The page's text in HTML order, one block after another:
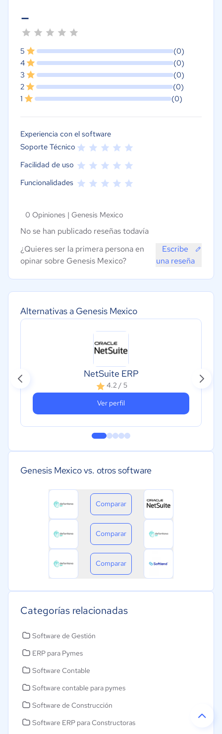
Alternativas a Genesis Mexico
NetSuite ERP
4.2 / 5
Ver perfil
Genesis Mexico vs. otros software
Comparar
Comparar
Comparar
Categorías relacionadas
Software de Gestión
ERP para Pymes
Software Contable
Software contable para pymes
Software de Construcción
Software ERP para Constructoras
-
5
(0)
4
(0)
3
(0)
2
(0)
1
(0)
Experiencia con el software
Soporte Técnico
Facilidad de uso
Funcionalidades
0 Opiniones | Genesis Mexico
No se han publicado reseñas todavía
¿Quieres ser la primera persona en
opinar sobre Genesis Mexico?
Escribe
una reseña